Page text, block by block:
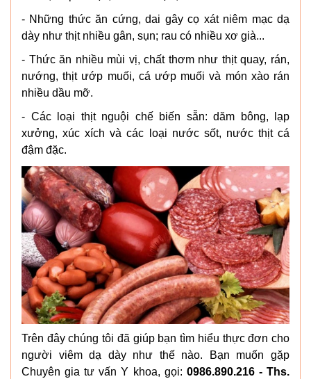
- Những thức ăn cứng, dai gây cọ xát niêm mạc dạ
dày như thịt nhiều gân, sụn; rau có nhiều xơ già...
- Thức ăn nhiều mùi vị, chất thơm như thịt quay, rán,
nướng, thịt ướp muối, cá ướp muối và món xào rán
nhiều dầu mỡ.
- Các loại thịt nguội chế biến sẵn: dăm bông, lạp
xưởng, xúc xích và các loại nước sốt, nước thịt cá
đậm đặc.
Trên đây chúng tôi đã giúp bạn tìm hiểu thực đơn cho
người viêm dạ dày như thế nào. Bạn muốn gặp
Chuyên gia tư vấn Y khoa, gọi: 0986.890.216 - Ths.